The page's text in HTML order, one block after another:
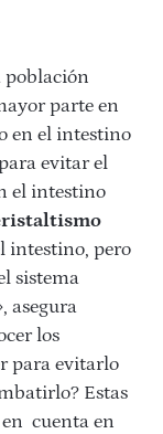
población
parte en
en el intestino
evitar el
el intestino
intestino, pero
sistema
asegura
los
para evitarlo
Estas
en cuenta en